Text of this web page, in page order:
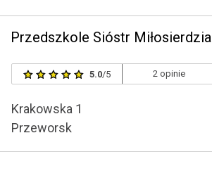
Przedszkole Sióstr Miłosierdzia
5.0/5 2 opinie
Krakowska 1
Przeworsk